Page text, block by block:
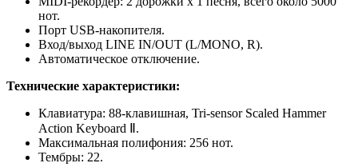
нот.
Порт USB-накопителя.
Вход/выход LINE IN/OUT (L/MONO, R).
Автоматическое отключение.
Технические характеристики:
Клавиатура: 88-клавишная, Tri-sensor Scaled Hammer
Action Keyboard Ⅱ.
Максимальная полифония: 256 нот.
Тембры: 22.